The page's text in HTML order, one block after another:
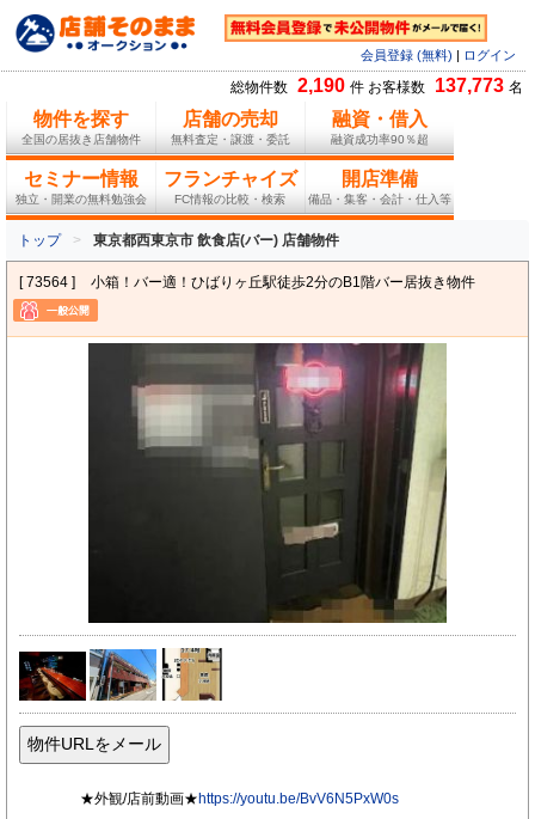
会員登録 (無料) ログイン
総物件数 2,190 件 お客様数 137,773 名
物件を探す
全国の居抜き店舗物件
店舗の売却
無料査定・譲渡・委託
融資・借入
融資成功率90％超
セミナー情報
独立・開業の無料勉強会
フランチャイズ
FC情報の比較・検索
開店準備
備品・集客・会計・仕入等
トップ 東京都西東京市 飲食店(バー) 店舗物件
[ 73564 ] 小箱！バー適！ひばりヶ丘駅徒歩2分のB1階バー居抜き物件
★外観/店前動画★https://youtu.be/BvV6N5PxW0s